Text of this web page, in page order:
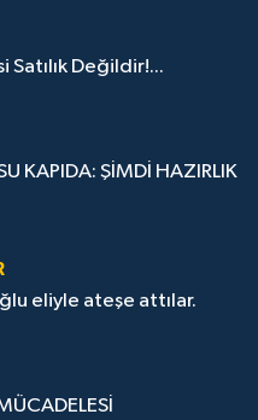
Satılık Değildir!...
KAPIDA: ŞİMDİ HAZIRLIK
eliyle ateşe attılar.